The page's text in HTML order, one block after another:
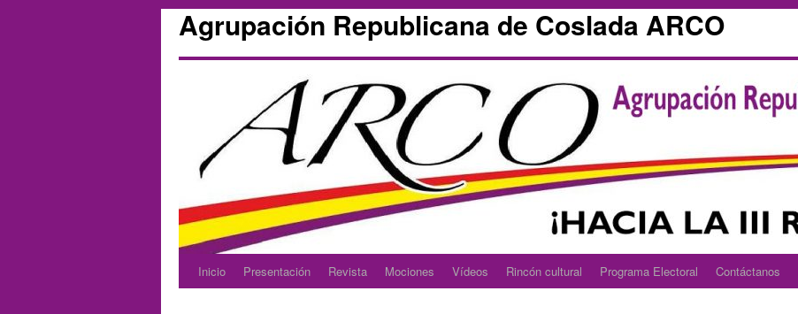
Agrupación Republicana de Coslada ARCO
SkipInicio Presentación Revista Mociones Vídeos Rincón cultural Programa Electoral Contáctanos